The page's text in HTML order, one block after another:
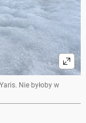
Nie byłoby w